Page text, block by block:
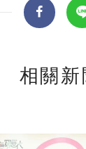
全文檢
相關新